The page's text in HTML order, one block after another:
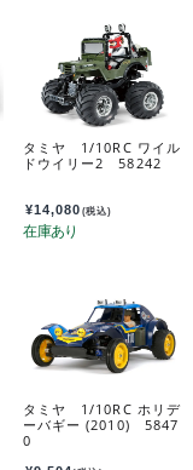
タミヤ 1/10RC ワイル
ドウイリー2 58242
¥14,080 (税込)
タミヤ 1/10RC ホリデ
ーバギー (2010) 5847
0